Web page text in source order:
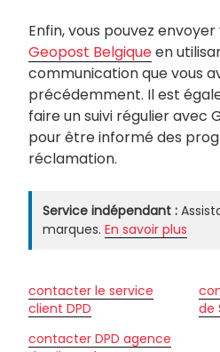
Enfin, vous pouvez
Geopost Belgiqueen
communication que vous
précédemment. Il est
faire un suivi régulier avec
pour être informé des
réclamation.
Service indépendant :
marques. En savoir plus
contacter le service
client DPD
de
contacter DPD agence